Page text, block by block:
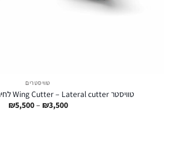
טוויסטרים
טוויסטר Wing Cutter – Lateral cutter לחיתוך ושיוף – פרימיום
₪3,500
–
₪5,500 טווח